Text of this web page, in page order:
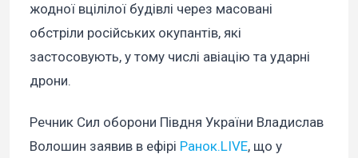
жодної вцілілої будівлі через масовані
обстріли російських окупантів, які
застосовують, у тому числі авіацію та ударні
дрони.
Речник Сил оборони Півдня України Владислав
Волошин заявив в ефірі Ранок.LIVE, що у